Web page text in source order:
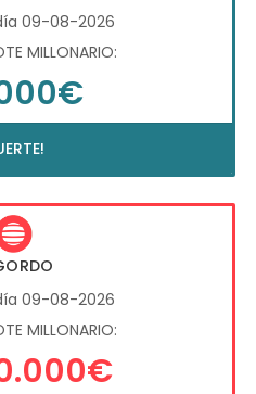
09-08-2026
MILLONARIO:
09-08-2026
MILLONARIO: